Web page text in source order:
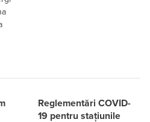
Reglementări COVID-
19 pentru stațiunile